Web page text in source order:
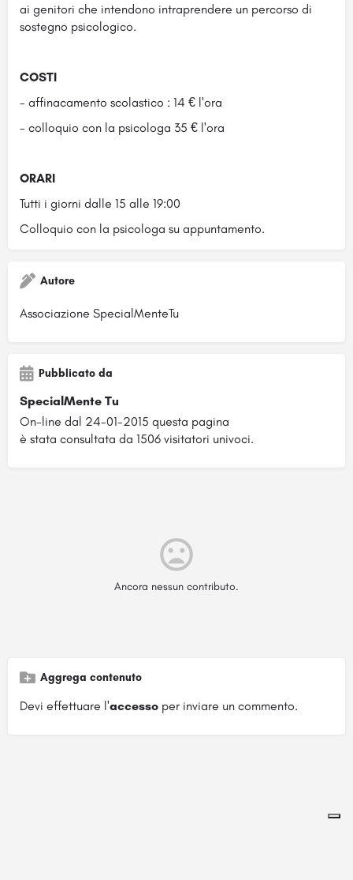
ai genitori che intendono intraprendere un percorso di
sostegno psicologico.
COSTI
- affinacamento scolastico : 14 € l'ora
- colloquio con la psicologa 35 € l'ora
ORARI
Tutti i giorni dalle 15 alle 19:00
Colloquio con la psicologa su appuntamento.
Autore
Associazione SpecialMenteTu
Pubblicato da
SpecialMente Tu
On-line dal 24-01-2015 questa pagina
è stata consultata da 1506 visitatori univoci.
Ancora nessun contributo.
Aggrega contenuto
Devi effettuare l'accesso per inviare un commento.